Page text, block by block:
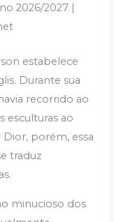
2026/2027 |
estabelece
Durante sua
recorrido ao
esculturas ao
porém, essa
traduz
minucioso dos